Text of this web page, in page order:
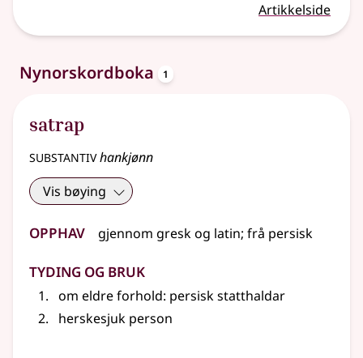
Artikkelside
Nynorskordboka 1
satrap
substantivhankjønn
Vis bøying
Opphav gjennom greskog latin; frå persisk
Tyding og bruk
om eldre forhold: persisk statthaldar
herskesjuk person